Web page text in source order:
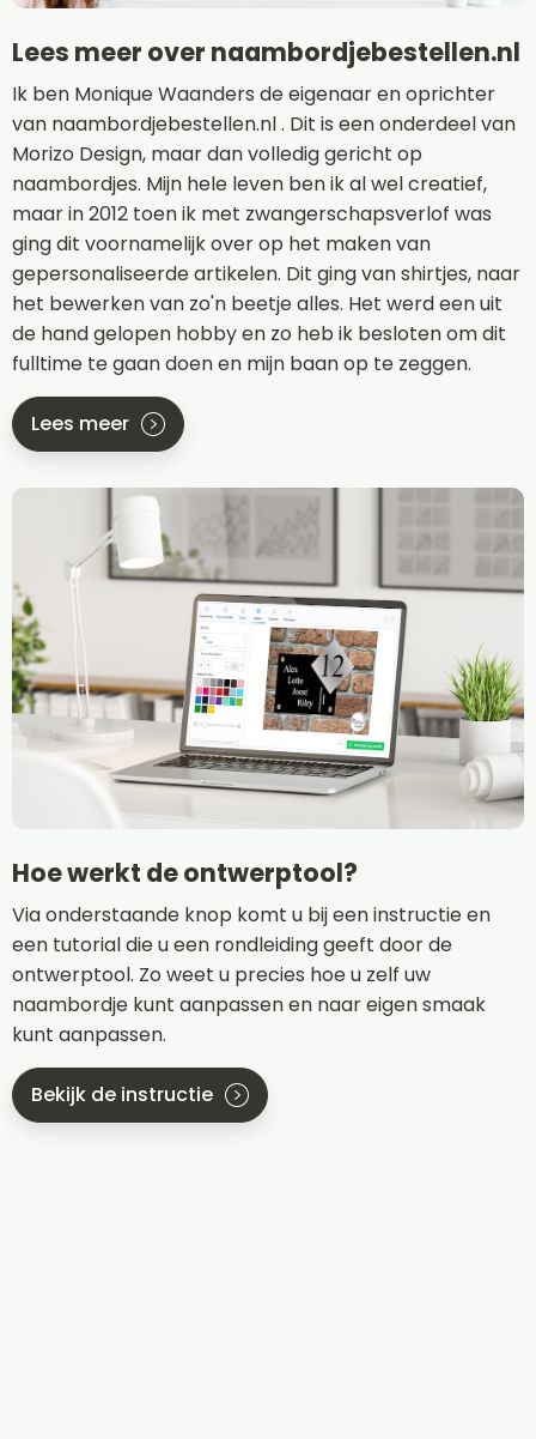
Lees meer over naambordjebestellen.nl
Ik ben Monique Waanders de eigenaar en oprichter
van naambordjebestellen.nl . Dit is een onderdeel van
Morizo Design, maar dan volledig gericht op
naambordjes. Mijn hele leven ben ik al wel creatief,
maar in 2012 toen ik met zwangerschapsverlof was
ging dit voornamelijk over op het maken van
gepersonaliseerde artikelen. Dit ging van shirtjes, naar
het bewerken van zo'n beetje alles. Het werd een uit
de hand gelopen hobby en zo heb ik besloten om dit
fulltime te gaan doen en mijn baan op te zeggen.
Lees meer
Hoe werkt de ontwerptool?
Via onderstaande knop komt u bij een instructie en
een tutorial die u een rondleiding geeft door de
ontwerptool. Zo weet u precies hoe u zelf uw
naambordje kunt aanpassen en naar eigen smaak
kunt aanpassen.
Bekijk de instructie